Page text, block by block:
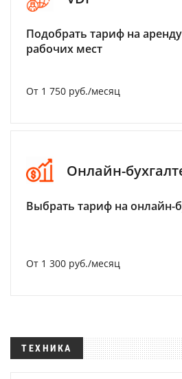
Подобрать тариф на
рабочих мест
От 1 750 руб./месяц
Онлайн-
Выбрать тариф на онлайн-
От 1 300 руб./месяц
ТЕХНИКА